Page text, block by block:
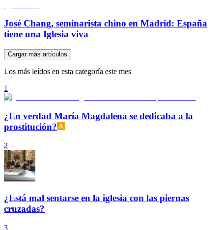
José Chang, seminarista chino en Madrid: España
tiene una Iglesia viva
Cargar más artículos
Los más leídos en esta categoría este mes
1
¿En verdad María Magdalena se dedicaba a la
prostitución?
2
¿Está mal sentarse en la iglesia con las piernas
cruzadas?
3